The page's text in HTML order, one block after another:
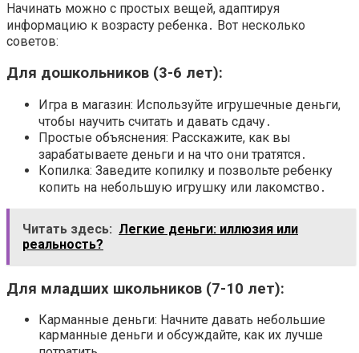
Начинать можно с простых вещей, адаптируя
информацию к возрасту ребенка․ Вот несколько
советов:
Для дошкольников (3-6 лет):
Игра в магазин: Используйте игрушечные деньги,
чтобы научить считать и давать сдачу․
Простые объяснения: Расскажите, как вы
зарабатываете деньги и на что они тратятся․
Копилка: Заведите копилку и позвольте ребенку
копить на небольшую игрушку или лакомство․
Читать здесь: Легкие деньги: иллюзия или
реальность?
Для младших школьников (7-10 лет):
Карманные деньги: Начните давать небольшие
карманные деньги и обсуждайте, как их лучше